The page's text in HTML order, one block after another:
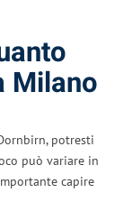
Milano
potresti
può variare in
capire